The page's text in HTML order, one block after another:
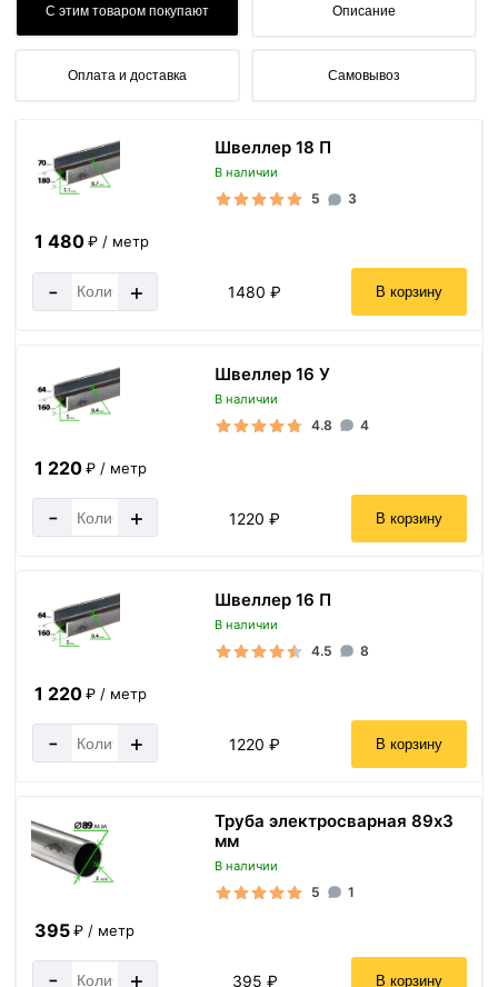
С этим товаром покупают Описание
Оплата и доставка Самовывоз
Швеллер 18 П
В наличии
5 3
1 480₽ / метр
- + 1480 ₽ В корзину
Швеллер 16 У
В наличии
4.8 4
1 220₽ / метр
- + 1220 ₽ В корзину
Швеллер 16 П
В наличии
4.5 8
1 220₽ / метр
- + 1220 ₽ В корзину
Труба электросварная 89х3
мм
В наличии
5 1
395₽ / метр
- + 395 ₽ В корзину